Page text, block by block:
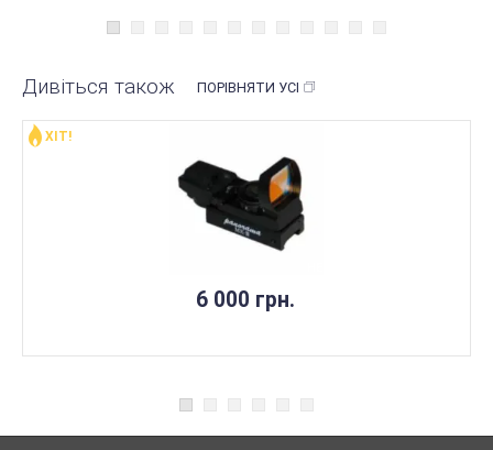
Дивіться також ПОРІВНЯТИ УСІ
6 000 грн.
ХІТ!